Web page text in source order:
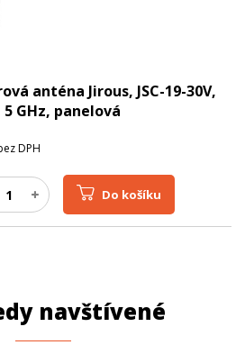
anténa Jirous, JSC-19-30V,
5 GHz, panelová
DPH
Do košíku
navštívené